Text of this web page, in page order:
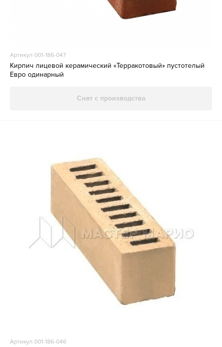
Артикул 001-186-047
Кирпич лицевой керамический «Терракотовый» пустотелый
Евро одинарный
Снят с производства
Артикул 001-186-046